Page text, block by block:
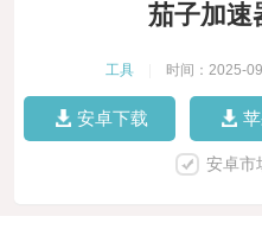
茄子加速
工具 时间：2025-
安卓下载
安卓市